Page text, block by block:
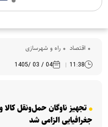
اقتصاد راه و شهرسازی
11:38
04 / 03 /1405
تجهیز ناوگان حمل‌ونقل
جغرافیایی الزامی شد